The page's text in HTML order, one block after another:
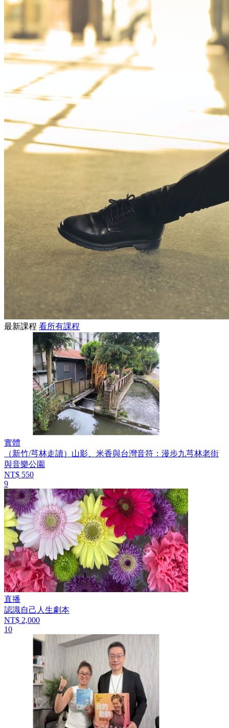
最新課程 看所有課程
實體
（新竹/芎林走讀）山影、米香與台灣音符：漫步九芎林老街
與音樂公園
NT$ 550
9
直播
認識自己人生劇本
NT$ 2,000
10